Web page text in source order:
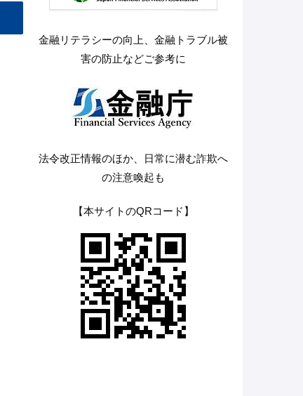
金融リテラシーの向上、金融トラブル被
害の防止などご参考に
法令改正情報のほか、日常に潜む詐欺へ
の注意喚起も
【本サイトのQRコード】